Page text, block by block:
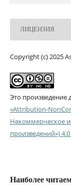
ЛИЦЕНЗИЯ
Copyright (c) 2025
Это произведение
«Attribution-
Некоммерческое
произведений»)
Наиболее